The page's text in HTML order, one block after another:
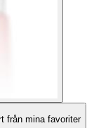
från mina favoriter